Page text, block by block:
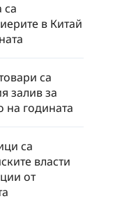
са
в Китай
са
залив за
на годината
са
власти
от